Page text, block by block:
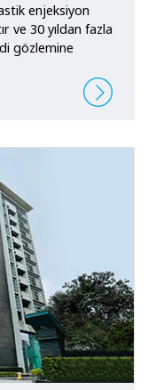
enjeksiyon
ve 30 yıldan fazla
gözlemine